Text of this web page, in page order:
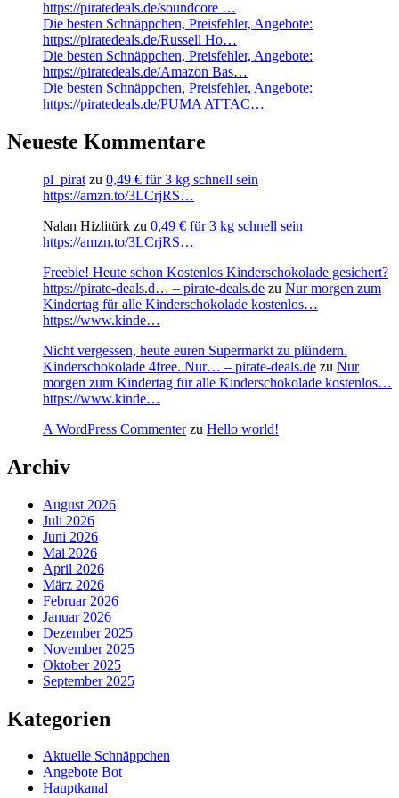
https://piratedeals.de/soundcore …
Die besten Schnäppchen, Preisfehler, Angebote:
https://piratedeals.de/Russell Ho…
Die besten Schnäppchen, Preisfehler, Angebote:
https://piratedeals.de/Amazon Bas…
Die besten Schnäppchen, Preisfehler, Angebote:
https://piratedeals.de/PUMA ATTAC…
Neueste Kommentare
pl_pirat zu 0,49 € für 3 kg schnell sein
https://amzn.to/3LCrjRS…
Nalan Hizlitürk zu 0,49 € für 3 kg schnell sein
https://amzn.to/3LCrjRS…
Freebie! Heute schon Kostenlos Kinderschokolade gesichert?
https://pirate-deals.d… – pirate-deals.de zu Nur morgen zum
Kindertag für alle Kinderschokolade kostenlos…
https://www.kinde…
Nicht vergessen, heute euren Supermarkt zu plündern.
Kinderschokolade 4free. Nur… – pirate-deals.de zu Nur
morgen zum Kindertag für alle Kinderschokolade kostenlos…
https://www.kinde…
A WordPress Commenterzu Hello world!
Archiv
August 2026
Juli 2026
Juni 2026
Mai 2026
April 2026
März 2026
Februar 2026
Januar 2026
Dezember 2025
November 2025
Oktober 2025
September 2025
Kategorien
Aktuelle Schnäppchen
Angebote Bot
Hauptkanal